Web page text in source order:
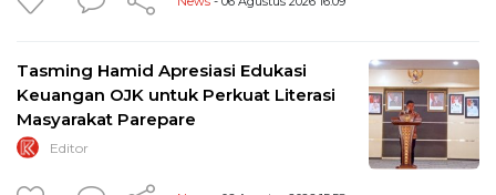
Tasming Hamid Apresiasi Edukasi
Keuangan OJK untuk Perkuat Literasi
Masyarakat Parepare
Editor